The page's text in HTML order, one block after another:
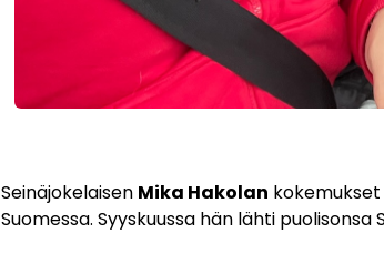
Seinäjokelaisen Mika Hakolan
Suomessa. Syyskuussa hän lähti